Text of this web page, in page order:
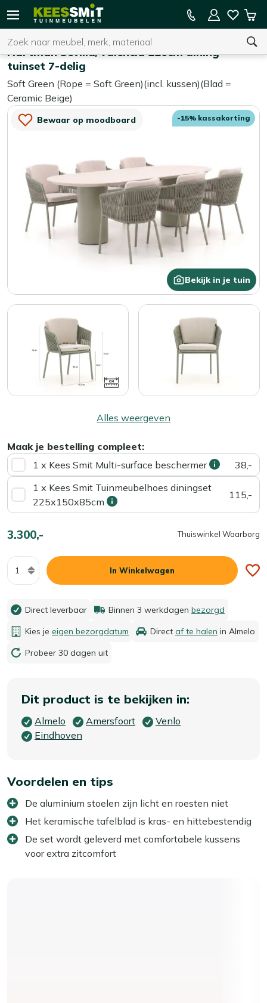
Kees
Tuinmeubelen
Zoeken
U heeft geen product(en) in uw winkelwagen.
15% kassakorting op de hele collectie
Hartman Sevilla/Valencia 220cm dining
tuinset 7-delig
Soft Green (Rope = Soft Green)(incl. kussen)(Blad =
Ceramic Beige)
Bewaar op moodboard
Bekijk in je tuin
-15% kassakorting
Alles weergeven
Maak je bestelling compleet:
1 x Kees Smit Multi-surface beschermer
38,-
1 x Kees Smit Tuinmeubelhoes diningset
225x150x85cm
115,-
3.300,- Thuiswinkel Waarborg
Aantal
In Winkelwagen
Direct leverbaar Binnen 3 werkdagen bezorgd
Kies je eigen bezorgdatum Direct af te halen in Almelo
Probeer 30 dagen uit
Dit product is te bekijken in:
Almelo Amersfoort
Venlo
Eindhoven
Voordelen en tips
De aluminium stoelen zijn licht en roesten niet
Het keramische tafelblad is kras- en hittebestendig
De set wordt geleverd met comfortabele kussens
voor extra zitcomfort